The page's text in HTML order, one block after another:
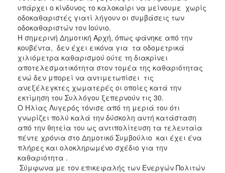
υπάρχει ο κίνδυνος το καλοκαίρι να μείνουμε χωρίς
οδοκαθαριστές γιατί λήγουν οι συμβάσεις των
οδοκαθαριστών τον Ιούνιο.
Η σημερινή Δημοτική Αρχή, όπως φάνηκε από την
κουβέντα, δεν έχει εικόνα για τα οδομετρικά
χιλιόμετρα καθαρισμού ούτε τη διακρίνει
αποτελεσματικότητα στον τομέα της καθαριότητας
ενώ δεν μπορεί να αντιμετωπίσει τις
ανεξέλεγκτες χωματερές οι οποίες κατά την
εκτίμηση του Συλλόγου ξεπερνούν τις 30.
Ο Ηλίας Λυγερός τόνισε από τη μεριά του ότι
γνωρίζει πολύ καλά την δύσκολη αυτή κατάσταση
από την θητεία του ως αντιπολίτευση τα τελευταία
πέντε χρόνια στο Δημοτικό Συμβούλιο και έχει ένα
πλήρες και ολοκληρωμένο σχέδιο για την
καθαριότητα .
Σύμφωνα με τον επικεφαλής των Ενεργών Πολιτών